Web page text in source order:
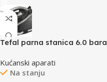
Tefal parna stanica 6.0 bara
Kućanski aparati
Na stanju